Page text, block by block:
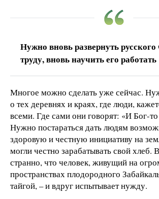
Нужно вновь развернуть
труду, вновь научить его работать
Многое можно сделать уже сейчас.
о тех деревнях и краях, где люди,
всеми. Где сами они говорят: «И Бог-
Нужно постараться дать людям
здоровую и честную инициативу на
могли честно зарабатывать свой хлеб.
странно, что человек, живущий на
пространствах плодородного
тайгой, – и вдруг испытывает нужду.